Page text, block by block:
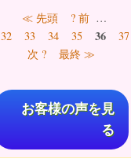
ページ≪ 先頭 ? 前 …
32
33 34 35 36 37
次 ?
最終 ≫
お客様の声を見
る